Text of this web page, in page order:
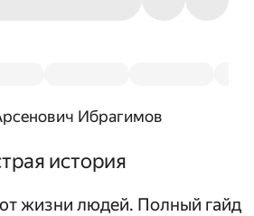
Ибрагимов
история
жизни людей. Полный гайд